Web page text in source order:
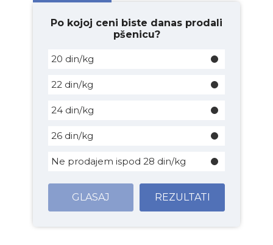
Po kojoj ceni biste danas prodali
pšenicu?
20 din/kg
22 din/kg
24 din/kg
26 din/kg
Ne prodajem ispod 28 din/kg
GLASAJ REZULTATI